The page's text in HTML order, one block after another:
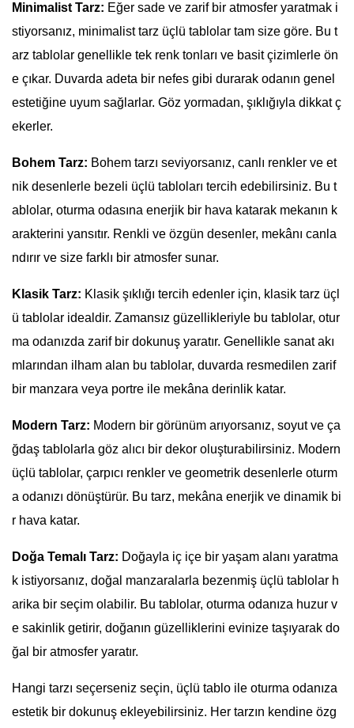
Minimalist Tarz: Eğer sade ve zarif bir atmosfer yaratmak i
stiyorsanız, minimalist tarz üçlü tablolar tam size göre. Bu t
arz tablolar genellikle tek renk tonları ve basit çizimlerle ön
e çıkar. Duvarda adeta bir nefes gibi durarak odanın genel
estetiğine uyum sağlarlar. Göz yormadan, şıklığıyla dikkat ç
ekerler.
Bohem Tarz: Bohem tarzı seviyorsanız, canlı renkler ve et
nik desenlerle bezeli üçlü tabloları tercih edebilirsiniz. Bu t
ablolar, oturma odasına enerjik bir hava katarak mekanın k
arakterini yansıtır. Renkli ve özgün desenler, mekânı canla
ndırır ve size farklı bir atmosfer sunar.
Klasik Tarz: Klasik şıklığı tercih edenler için, klasik tarz üçl
ü tablolar idealdir. Zamansız güzellikleriyle bu tablolar, otur
ma odanızda zarif bir dokunuş yaratır. Genellikle sanat akı
mlarından ilham alan bu tablolar, duvarda resmedilen zarif
bir manzara veya portre ile mekâna derinlik katar.
Modern Tarz: Modern bir görünüm arıyorsanız, soyut ve ça
ğdaş tablolarla göz alıcı bir dekor oluşturabilirsiniz. Modern
üçlü tablolar, çarpıcı renkler ve geometrik desenlerle oturm
a odanızı dönüştürür. Bu tarz, mekâna enerjik ve dinamik bi
r hava katar.
Doğa Temalı Tarz: Doğayla iç içe bir yaşam alanı yaratma
k istiyorsanız, doğal manzaralarla bezenmiş üçlü tablolar h
arika bir seçim olabilir. Bu tablolar, oturma odanıza huzur v
e sakinlik getirir, doğanın güzelliklerini evinize taşıyarak do
ğal bir atmosfer yaratır.
Hangi tarzı seçerseniz seçin, üçlü tablo ile oturma odanıza
estetik bir dokunuş ekleyebilirsiniz. Her tarzın kendine özg